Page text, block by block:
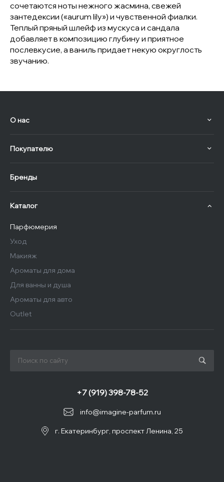
сочетаются ноты нежного жасмина, свежей
зантедексии («aurum lily») и чувственной фиалки.
Теплый пряный шлейф из мускуса и сандала
добавляет в композицию глубину и приятное
послевкусие, а ваниль придает некую округлость
звучанию.
О нас
Покупателю
Бренды
Каталог
Парфюмерия
Уход
Макияж
Ароматы для дома
Для ванны и душа
Ароматы для авто
Outlet
info@imagine-parfum.ru
+7 (919) 398-78-52
г. Екатеринбург, проспект Ленина, 25